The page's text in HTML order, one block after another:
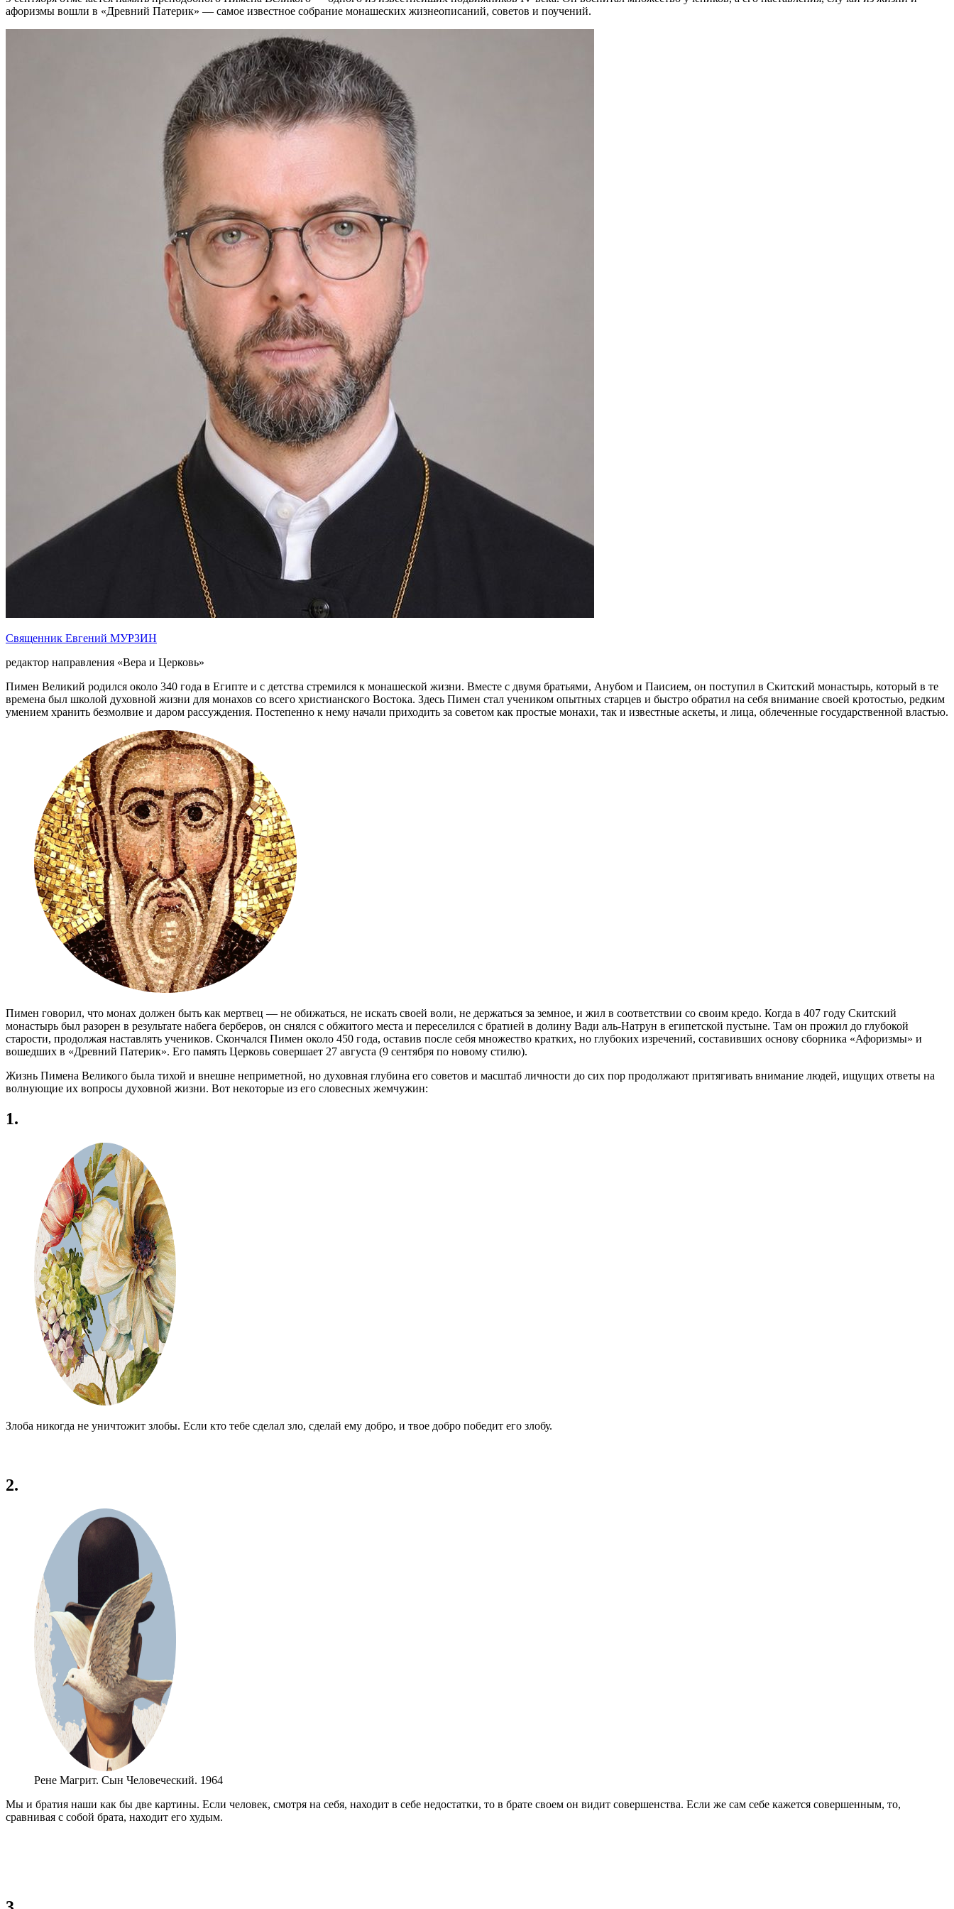
афоризмы вошли в «Древний Патерик» — самое известное собрание монашеских жизнеописаний, советов и поучений.
Священник Евгений МУРЗИН
редактор направления «Вера и Церковь»
Пимен Великий родился около 340 года в Египте и с детства стремился к монашеской жизни. Вместе с двумя братьями, Анубом и Паисием, он поступил в Скитский монастырь, который в те
времена был школой духовной жизни для монахов со всего христианского Востока. Здесь Пимен стал учеником опытных старцев и быстро обратил на себя внимание своей кротостью, редким
умением хранить безмолвие и даром рассуждения. Постепенно к нему начали приходить за советом как простые монахи, так и известные аскеты, и лица, облеченные государственной властью.
Пимен говорил, что монах должен быть как мертвец — не обижаться, не искать своей воли, не держаться за земное, и жил в соответствии со своим кредо. Когда в 407 году Скитский
монастырь был разорен в результате набега берберов, он снялся с обжитого места и переселился с братией в долину Вади аль-Натрун в египетской пустыне. Там он прожил до глубокой
старости, продолжая наставлять учеников. Скончался Пимен около 450 года, оставив после себя множество кратких, но глубоких изречений, составивших основу сборника «Афоризмы» и
вошедших в «Древний Патерик». Его память Церковь совершает 27 августа (9 сентября по новому стилю).
Жизнь Пимена Великого была тихой и внешне неприметной, но духовная глубина его советов и масштаб личности до сих пор продолжают притягивать внимание людей, ищущих ответы на
волнующие их вопросы духовной жизни. Вот некоторые из его словесных жемчужин:
1.
Злоба никогда не уничтожит злобы. Если кто тебе сделал зло, сделай ему добро, и твое добро победит его злобу.
2.
Рене Магрит. Сын Человеческий. 1964
Мы и братия наши как бы две картины. Если человек, смотря на себя, находит в себе недостатки, то в брате своем он видит совершенства. Если же сам себе кажется совершенным, то,
сравнивая с собой брата, находит его худым.